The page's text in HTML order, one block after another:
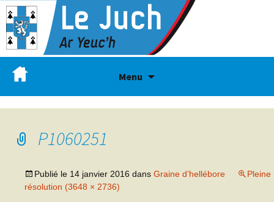
Menu
P1060251
Publié le 14 janvier 2016 dans Graine d’hellébore
Pleine
résolution (3648 × 2736)